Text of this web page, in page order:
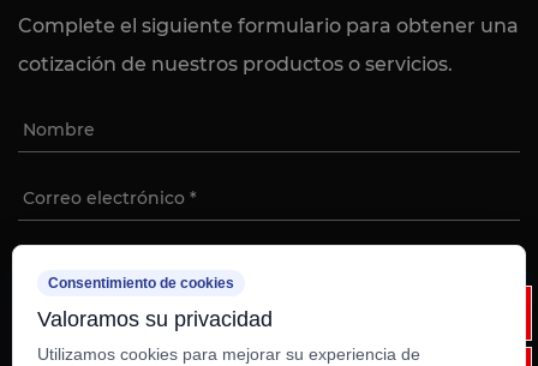
Complete el siguiente formulario para obtener una
cotización de nuestros productos o servicios.
Consentimiento de cookies
Valoramos su privacidad
Utilizamos cookies para mejorar su experiencia de